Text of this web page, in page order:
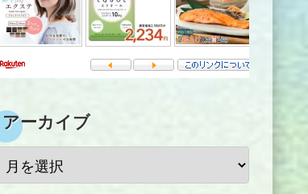
アーカイブ